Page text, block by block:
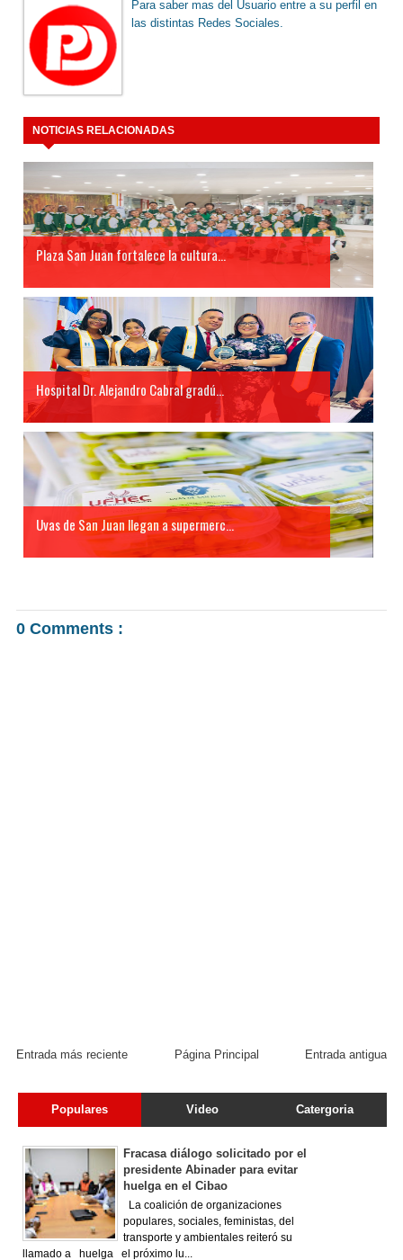
Para saber mas del Usuario entre a su perfil en
las distintas Redes Sociales.
NOTICIAS RELACIONADAS
Plaza San Juan fortalece la cultura...
Hospital Dr. Alejandro Cabral gradú...
Uvas de San Juan llegan a supermerc...
0 Comments :
Entrada más reciente Entrada antigua
Página Principal
Populares Video Catergoria
Fracasa diálogo solicitado por el
presidente Abinader para evitar
huelga en el Cibao
La coalición de organizaciones
populares, sociales, feministas, del
transporte y ambientales reiteró su
llamado a huelga el próximo lu...